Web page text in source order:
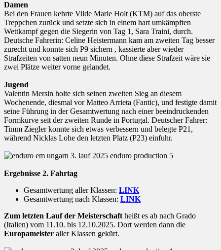
Damen
Bei den Frauen kehrte Vilde Marie Holt (KTM) auf das oberste
Treppchen zurück und setzte sich in einem hart umkämpften
Wettkampf gegen die Siegerin von Tag 1, Sara Traini, durch.
Deutsche Fahrerin: Celine Heistermann kam am zweiten Tag besser
zurecht und konnte sich P9 sichern , kassierte aber wieder
Strafzeiten von satten neun Minuten. Ohne diese Strafzeit wäre sie
zwei Plätze weiter vorne gelandet.
Jugend
Valentin Mersin holte sich seinen zweiten Sieg an diesem
Wochenende, diesmal vor Matteo Arrieta (Fantic), und festigte damit
seine Führung in der Gesamtwertung nach einer beeindruckenden
Formkurve seit der zweiten Runde in Portugal. Deutscher Fahrer:
Timm Ziegler konnte sich etwas verbessern und belegte P21,
während Nicklas Lohe den letzten Platz (P23) einfuhr.
Ergebnisse 2. Fahrtag
Gesamtwertung aller Klassen: LINK
Gesamtwertung nach Klassen: LINK
Zum letzten Lauf der Meisterschaft heißt es ab nach Grado
(Italien) vom 11.10. bis 12.10.2025. Dort werden dann die
Europameister aller Klassen gekürt.